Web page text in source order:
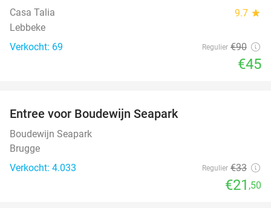
Casa Talia 9.7 star
Lebbeke
Verkocht: 69
Regulier €90
€45
Entree voor Boudewijn Seapark
Boudewijn Seapark
Brugge
Verkocht: 4.033
Regulier €33
€21 ,50